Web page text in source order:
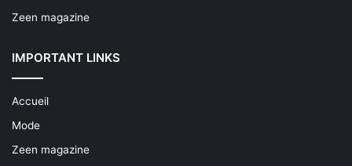
Zeen magazine
IMPORTANT LINKS
Accueil
Mode
Zeen magazine